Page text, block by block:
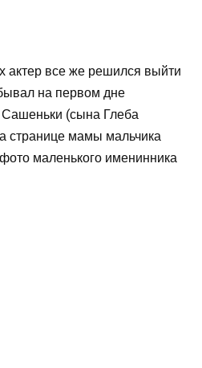
актер все же решился выйти
на первом дне
Сашеньки (сына Глеба
странице мамы мальчика
маленького именинника